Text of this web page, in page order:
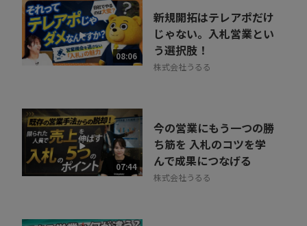
08:06
新規開拓はテレアポだけ
じゃない。入札営業とい
う選択肢！
株式会社うるる
07:44
今の営業にもう一つの勝
ち筋を 入札のコツを学
んで成果につなげる
株式会社うるる